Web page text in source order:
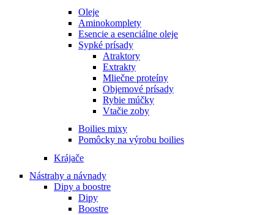
Oleje
Aminokomplety
Esencie a esenciálne oleje
Sypké prísady
Atraktory
Extrakty
Mliečne proteíny
Objemové prísady
Rybie múčky
Vtačie zoby
Boilies mixy
Pomôcky na výrobu boilies
Krájače
Nástrahy a návnady
Dipy a boostre
Dipy
Boostre